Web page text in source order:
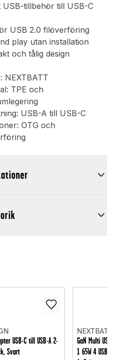
USB-tillbehör till USB-C
USB 2.0 filöverföring
play utan installation
och tålig design
NEXTBATT
TPE och
USB-A till USB-C
OTG och
USB-C till USB-A 2-
Svart
NEXTBATT
GaN Multi
1 65W 4 USB-